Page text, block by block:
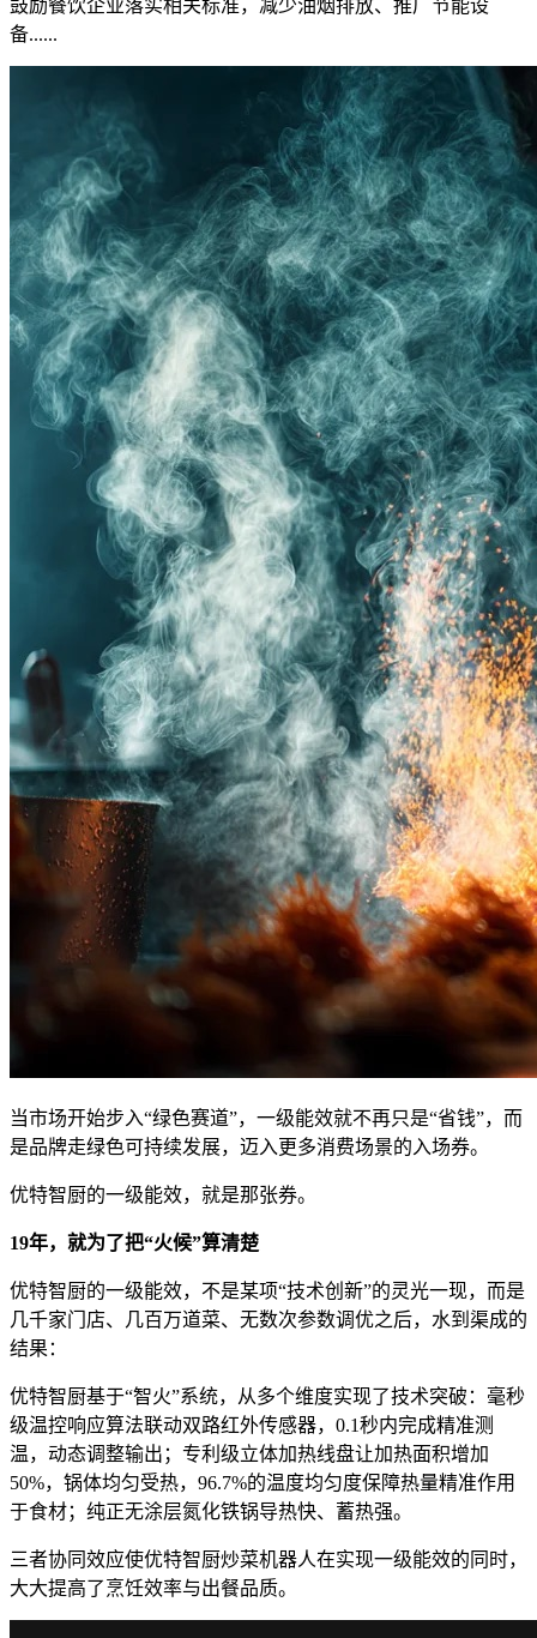
鼓励餐饮企业落实相关标准，减少油烟排放、推广节能设
备......
当市场开始步入“绿色赛道”，一级能效就不再只是“省钱”，而
是品牌走绿色可持续发展，迈入更多消费场景的入场券。
优特智厨的一级能效，就是那张券。
19年，就为了把“火候”算清楚
优特智厨的一级能效，不是某项“技术创新”的灵光一现，而是
几千家门店、几百万道菜、无数次参数调优之后，水到渠成的
结果：
优特智厨基于“智火”系统，从多个维度实现了技术突破：毫秒
级温控响应算法联动双路红外传感器，0.1秒内完成精准测
温，动态调整输出；专利级立体加热线盘让加热面积增加
50%，锅体均匀受热，96.7%的温度均匀度保障热量精准作用
于食材；纯正无涂层氮化铁锅导热快、蓄热强。
三者协同效应使优特智厨炒菜机器人在实现一级能效的同时，
大大提高了烹饪效率与出餐品质。